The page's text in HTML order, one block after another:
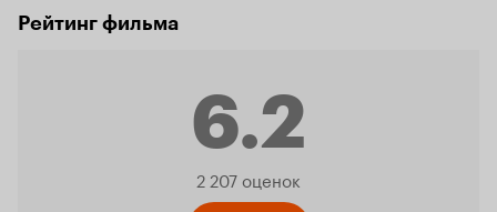
Рейтинг фильма
6.2
Рейтинг
2 207 оценок